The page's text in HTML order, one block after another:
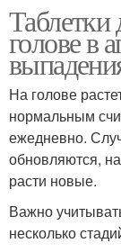
Таблетки
голове в
На голове
нормальным
ежедневно.
обновляются,
расти новые.
Важно
несколько